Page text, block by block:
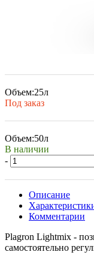
Объем:25л
Под заказ
Объем:50л
В наличии
-
Описание
Комментарии
Plagron Lightmix -
самостоятельно